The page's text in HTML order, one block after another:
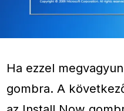
Ha ezzel
gombra. A